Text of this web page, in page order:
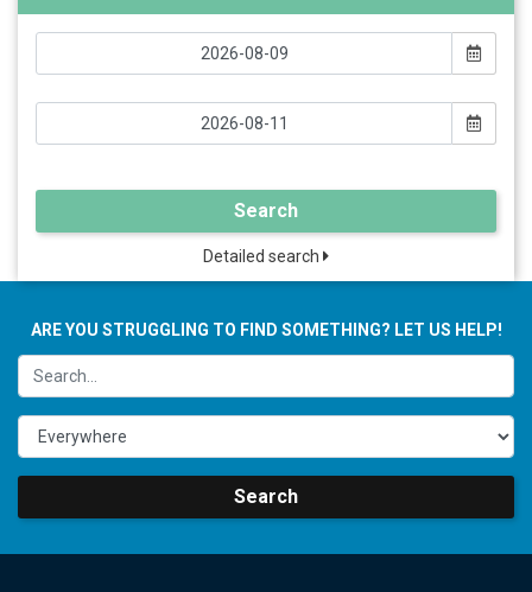
Search
Detailed search
ARE YOU STRUGGLING TO FIND SOMETHING? LET US HELP!
Search